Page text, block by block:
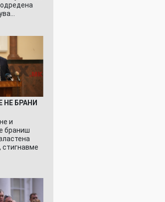
НЕ БРАНИ
и
браниш
стигнавме